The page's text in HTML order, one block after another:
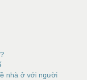
nhà ở với người